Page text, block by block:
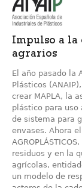
Impulso a la
agrarios
El año pasado la
Plásticos
crear MAPLA, la
plástico para uso
de sistema para
envases. Ahora
residuos y en la
agrícolas,
un modelo de